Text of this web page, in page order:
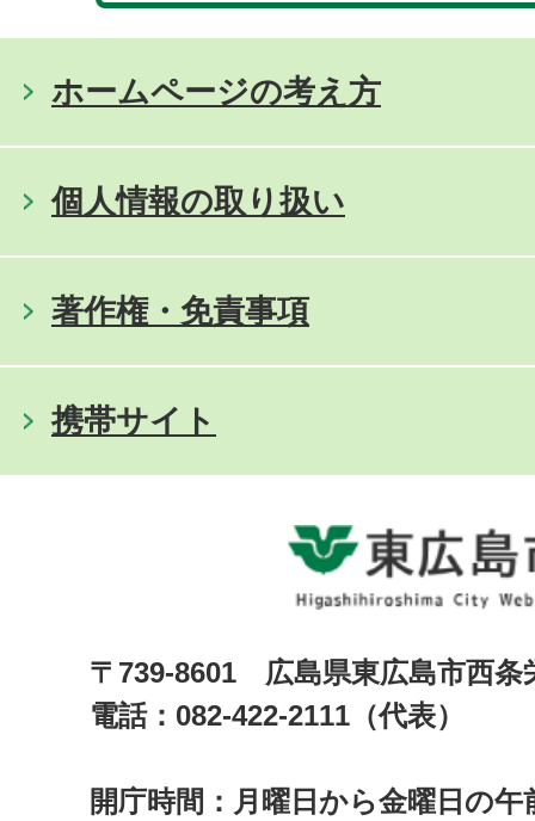
ホームページの考え方
個人情報の取り扱い
著作権・免責事項
携帯サイト
〒739-8601 広島県東広島市西
電話：082-422-2111（代表）
開庁時間：月曜日から金曜日の午